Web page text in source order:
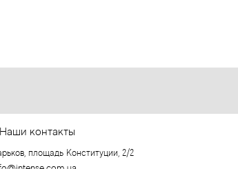
Наши контакты
площадь Конституции, 2/2